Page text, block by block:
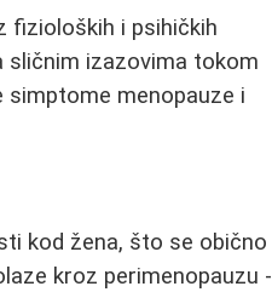
fizioloških i psihičkih
sličnim izazovima tokom
menopauze i
kod žena, što se obično
kroz perimenopauzu -